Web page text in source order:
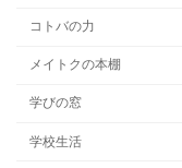
コトバの力
メイトクの本棚
学びの窓
学校生活